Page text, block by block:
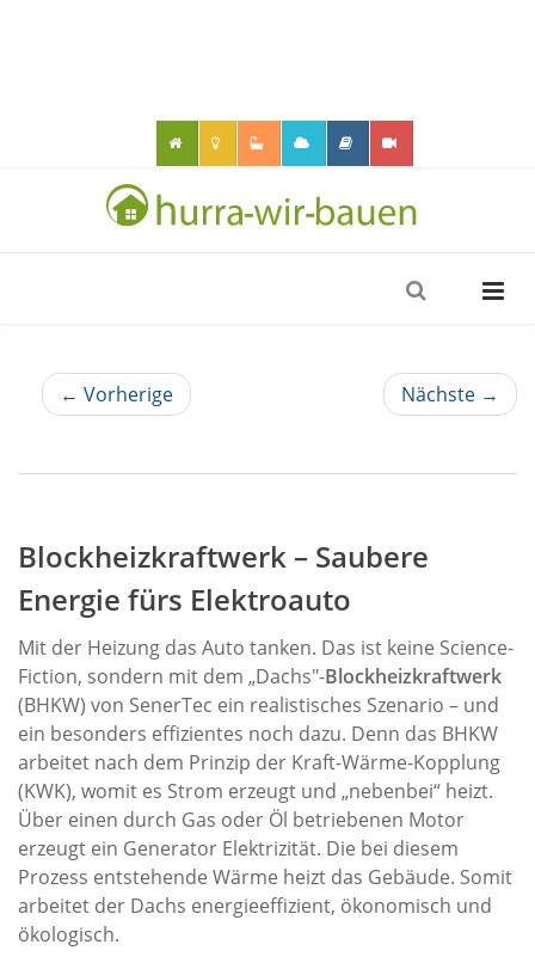
← Vorherige Nächste →
Blockheizkraftwerk – Saubere
Energie fürs Elektroauto
Mit der Heizung das Auto tanken. Das ist keine Science-
Fiction, sondern mit dem „Dachs"-Blockheizkraftwerk
(BHKW) von SenerTec ein realistisches Szenario – und
ein besonders effizientes noch dazu. Denn das BHKW
arbeitet nach dem Prinzip der Kraft-Wärme-Kopplung
(KWK), womit es Strom erzeugt und „nebenbei“ heizt.
Über einen durch Gas oder Öl betriebenen Motor
erzeugt ein Generator Elektrizität. Die bei diesem
Prozess entstehende Wärme heizt das Gebäude. Somit
arbeitet der Dachs energieeffizient, ökonomisch und
ökologisch.